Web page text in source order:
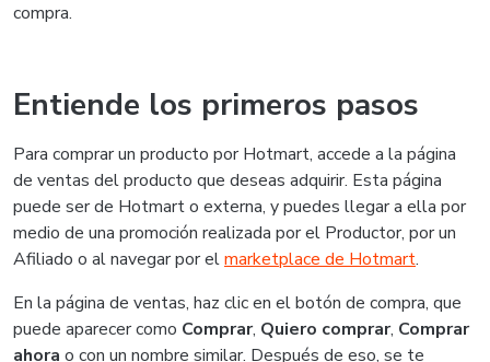
compra.
Entiende los primeros pasos
Para comprar un producto por Hotmart, accede a la página
de ventas del producto que deseas adquirir. Esta página
puede ser de Hotmart o externa, y puedes llegar a ella por
medio de una promoción realizada por el Productor, por un
Afiliado o al navegar por elmarketplace de Hotmart.
En la página de ventas, haz clic en el botón de compra, que
puede aparecer como Comprar, Quiero comprar, Comprar
ahora o con un nombre similar. Después de eso, se te